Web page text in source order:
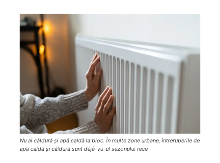
Nu ai căldură și apă caldă la bloc. În multe zone urbane, întreruperile de
apă caldă și căldură sunt déjà-vu-ul sezonului rece